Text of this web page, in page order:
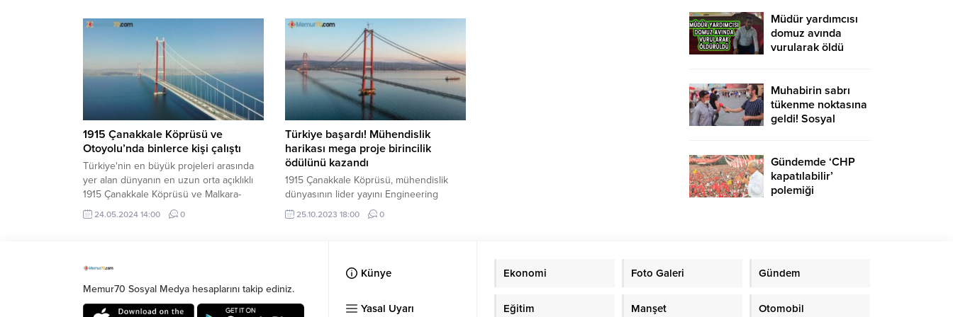
1915 Çanakkale Köprüsü ve
Otoyolu’nda binlerce kişi çalıştı
Türkiye'nin en büyük projeleri arasında
yer alan dünyanın en uzun orta açıklıklı
1915 Çanakkale Köprüsü ve Malkara-
Çanakkale Otoyolu Projesi'nin değişik
safhalarında toplam 30 bini aşkın kişi
24.05.2024 14:00 0
Türkiye başardı! Mühendislik
harikası mega proje birincilik
ödülünü kazandı
1915 Çanakkale Köprüsü, mühendislik
dünyasının lider yayını Engineering
News-Record (ENR) dergisi tarafından
dünyanın en iyi mühendislik projelerinin
yarışmasında birincilik ödülünü kazandı.
25.10.2023 18:00 0
mi?
Müdür yardımcısı
domuz avında
vurularak öldü
Muhabirin sabrı
tükenme noktasına
geldi! Sosyal
Gündemde ‘CHP
kapatılabilir’
polemiği
Memur70 Sosyal Medya hesaplarını takip ediniz.
Künye
Yasal Uyarı
Ekonomi Foto Galeri Gündem
Eğitim Manşet Otomobil